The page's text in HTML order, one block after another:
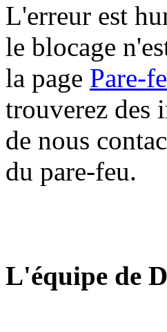
L'erreur est
le blocage
la page Pare-
trouverez des
de nous
du pare-feu.
L'équipe de